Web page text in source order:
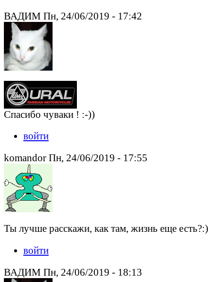
ВАДИМ Пн, 24/06/2019 - 17:42
Спасибо чуваки ! :-))
войти
komandor Пн, 24/06/2019 - 17:55
Ты лучше расскажи, как там, жизнь еще есть?:)
войти
ВАДИМ Пн, 24/06/2019 - 18:13